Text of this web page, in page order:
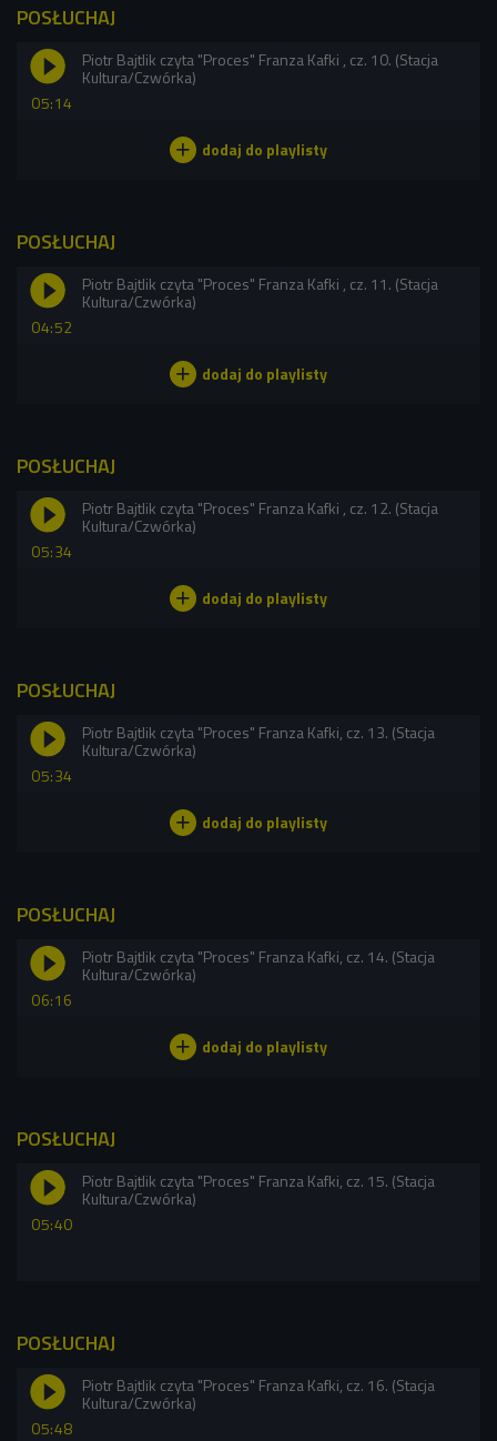
POSŁUCHAJ
05:14
Piotr Bajtlik czyta "Proces" Franza Kafki , cz. 10. (Stacja
Kultura/Czwórka)
POSŁUCHAJ
04:52
Piotr Bajtlik czyta "Proces" Franza Kafki , cz. 11. (Stacja
Kultura/Czwórka)
POSŁUCHAJ
05:34
Piotr Bajtlik czyta "Proces" Franza Kafki , cz. 12. (Stacja
Kultura/Czwórka)
POSŁUCHAJ
05:34
Piotr Bajtlik czyta "Proces" Franza Kafki, cz. 13. (Stacja
Kultura/Czwórka)
POSŁUCHAJ
06:16
Piotr Bajtlik czyta "Proces" Franza Kafki, cz. 14. (Stacja
Kultura/Czwórka)
POSŁUCHAJ
05:40
Piotr Bajtlik czyta "Proces" Franza Kafki, cz. 15. (Stacja
Kultura/Czwórka)
POSŁUCHAJ
05:48
Piotr Bajtlik czyta "Proces" Franza Kafki, cz. 16. (Stacja
Kultura/Czwórka)